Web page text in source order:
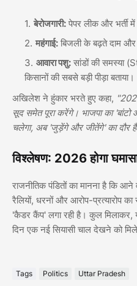
बेरोजगारी: पेपर लीक और भर्ती में
महंगाई: बिजली के बढ़ते दाम
आवारा पशु: सांडों की समस्या
किसानों की सबसे बड़ी पीड़ा बताया।
अखिलेश ने हुंकार भरते हुए कहा,
सूद समेत पूरा करेंगे। भाजपा का 'बांटो
चलेगा, अब 'जुड़ेंगे और जीतेंगे' का दौर
विश्लेषण: 2026 होगा
राजनीतिक पंडितों का मानना है कि
रैलियों, धरनों और आरोप-प्रत्यारोप का
'कैडर कैंप' लगा रही है। कुल मिलाकर,
दिन एक नई सियासी चाल देखने को
Tags Politics Uttar Pradesh